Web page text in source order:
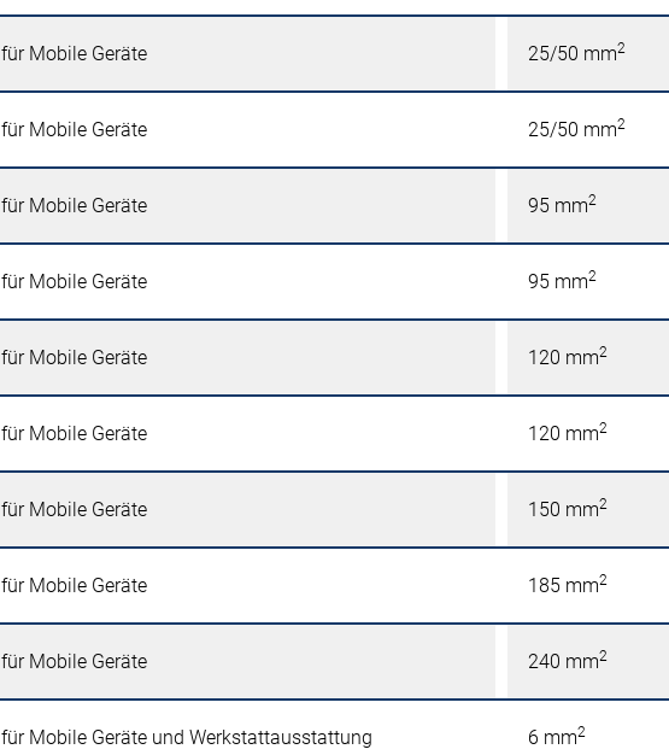
für Mobile Geräte 25/50 mm2
für Mobile Geräte 25/50 mm2
für Mobile Geräte 95 mm2
für Mobile Geräte 95 mm2
für Mobile Geräte 120 mm2
für Mobile Geräte 120 mm2
für Mobile Geräte 150 mm2
für Mobile Geräte 185 mm2
für Mobile Geräte 240 mm2
für Mobile Geräte und Werkstattausstattung 6 mm2